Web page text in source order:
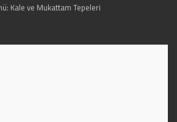
Kale ve Mukattam Tepeleri